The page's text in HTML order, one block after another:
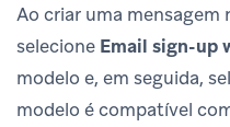
Ao criar uma mensagem
selecione Email sign-up
modelo e, em seguida,
modelo é compatível